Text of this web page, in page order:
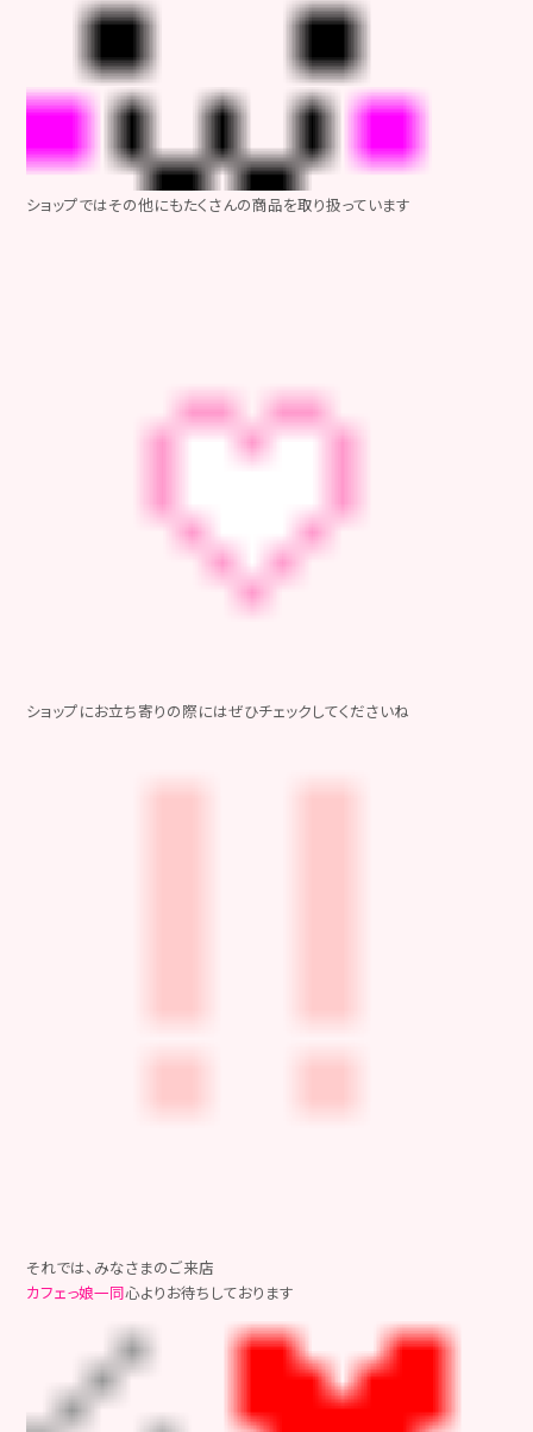
ショップではその他にもたくさんの商品を取り扱っています
ショップにお立ち寄りの際にはぜひチェックしてくださいね
それでは、みなさまのご来店
カフェっ娘一同心よりお待ちしております